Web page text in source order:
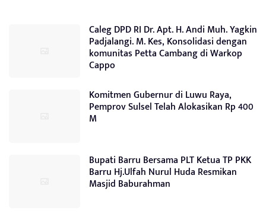
Caleg DPD RI Dr. Apt. H. Andi Muh. Yagkin
Padjalangi. M. Kes, Konsolidasi dengan
komunitas Petta Cambang di Warkop
Cappo
Komitmen Gubernur di Luwu Raya,
Pemprov Sulsel Telah Alokasikan Rp 400
M
Bupati Barru Bersama PLT Ketua TP PKK
Barru Hj.Ulfah Nurul Huda Resmikan
Masjid Baburahman